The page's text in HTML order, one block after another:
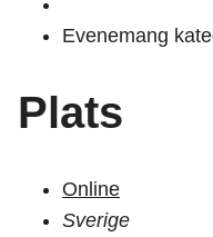
Evenemang
Plats
Online
Sverige